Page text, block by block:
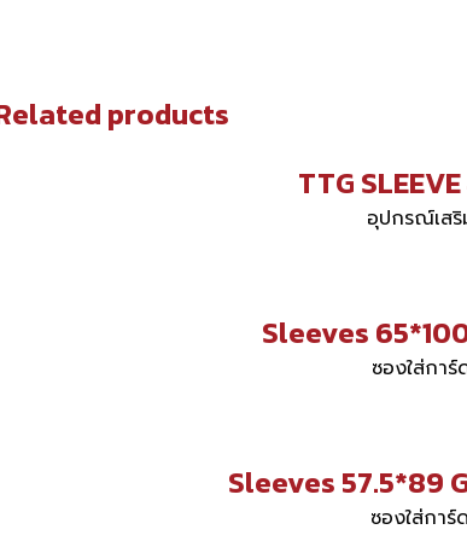
products
TTG
อุปกรณ์เสริ
Sleeves
ซองใส่การ์
Sleeves 57.5*89
ซองใส่การ์ด